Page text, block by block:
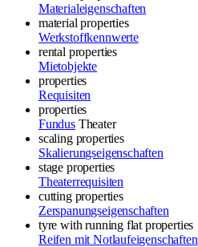
Materialeigenschaften
material properties
Werkstoffkennwerte
rental properties
Mietobjekte
properties
Requisiten
properties
Fundus Theater
scaling properties
Skalierungseigenschaften
stage properties
Theaterrequisiten
cutting properties
Zerspanungseigenschaften
tyre with running flat properties
Reifen mit Notlaufeigenschaften